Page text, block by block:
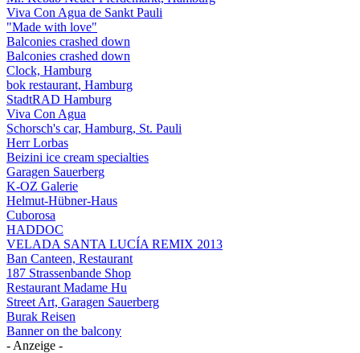
Viva Con Agua de Sankt Pauli
"Made with love"
Balconies crashed down
Balconies crashed down
Clock, Hamburg
bok restaurant, Hamburg
StadtRAD Hamburg
Viva Con Agua
Schorsch's car, Hamburg, St. Pauli
Herr Lorbas
Beizini ice cream specialties
Garagen Sauerberg
K-OZ Galerie
Helmut-Hübner-Haus
Cuborosa
HADDOC
VELADA SANTA LUCÍA REMIX 2013
Ban Canteen, Restaurant
187 Strassenbande Shop
Restaurant Madame Hu
Street Art, Garagen Sauerberg
Burak Reisen
Banner on the balcony
- Anzeige -